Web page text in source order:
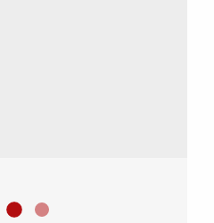
Ölablassvorrichtung DIN 42551
Ölablassvorrichtung